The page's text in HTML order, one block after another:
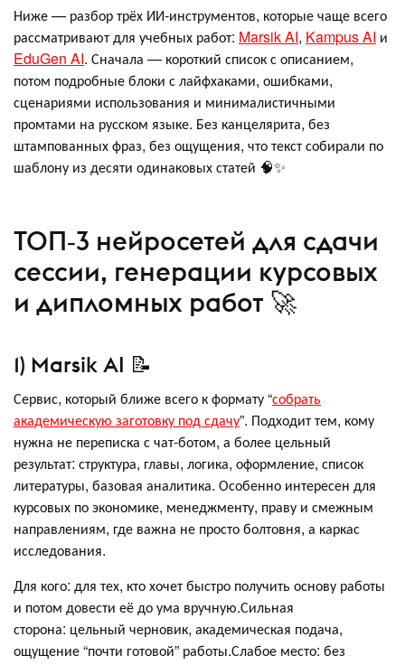
Ниже — разбор трёх ИИ‑инструментов, которые чаще всего
рассматривают для учебных работ: Marsik AI, Kampus AI и
EduGen AI. Сначала — короткий список с описанием,
потом подробные блоки с лайфхаками, ошибками,
сценариями использования и минималистичными
промтами на русском языке. Без канцелярита, без
штампованных фраз, без ощущения, что текст собирали по
шаблону из десяти одинаковых статей 🧠✨
ТОП‑3 нейросетей для сдачи
сессии, генерации курсовых
и дипломных работ 🚀
1) Marsik AI 📝
Сервис, который ближе всего к формату “собрать
академическую заготовку под сдачу”. Подходит тем, кому
нужна не переписка с чат-ботом, а более цельный
результат: структура, главы, логика, оформление, список
литературы, базовая аналитика. Особенно интересен для
курсовых по экономике, менеджменту, праву и смежным
направлениям, где важна не просто болтовня, а каркас
исследования.
Для кого: для тех, кто хочет быстро получить основу работы
и потом довести её до ума вручную.Сильная
сторона: цельный черновик, академическая подача,
ощущение “почти готовой” работы.Слабое место: без